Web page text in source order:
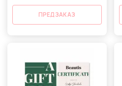
ПРЕДЗАКАЗ